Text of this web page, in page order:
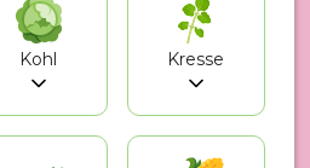
Kohl Kresse